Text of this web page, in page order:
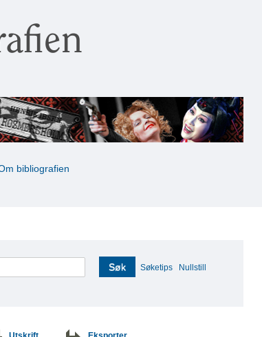
bibliografien
Søk Søketips Nullstill